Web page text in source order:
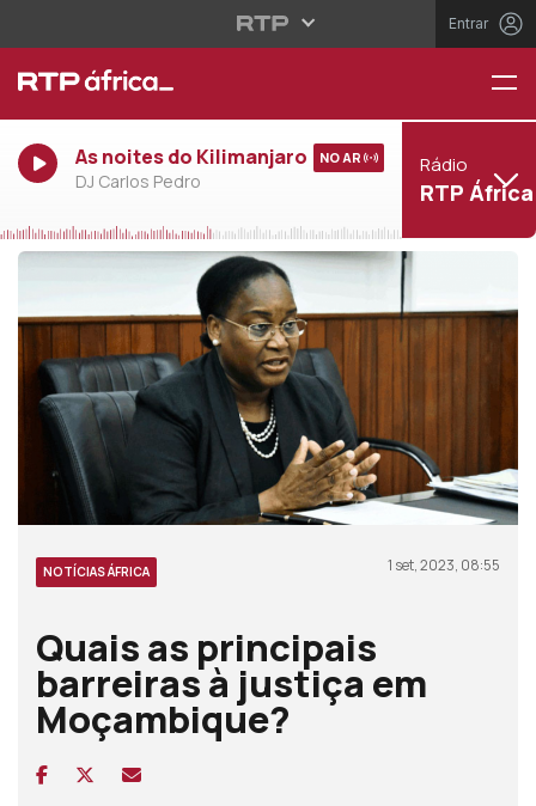
Entrar
As noites do Kilimanjaro
DJ Carlos Pedro
NO AR Rádio
RTP África
NOTÍCIAS ÁFRICA 1 set, 2023, 08:55
Quais as principais
barreiras à justiça em
Moçambique?